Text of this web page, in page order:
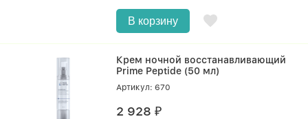
В корзину
Крем ночной восстанавливающий
Prime Peptide (50 мл)
Артикул: 670
2 928₽